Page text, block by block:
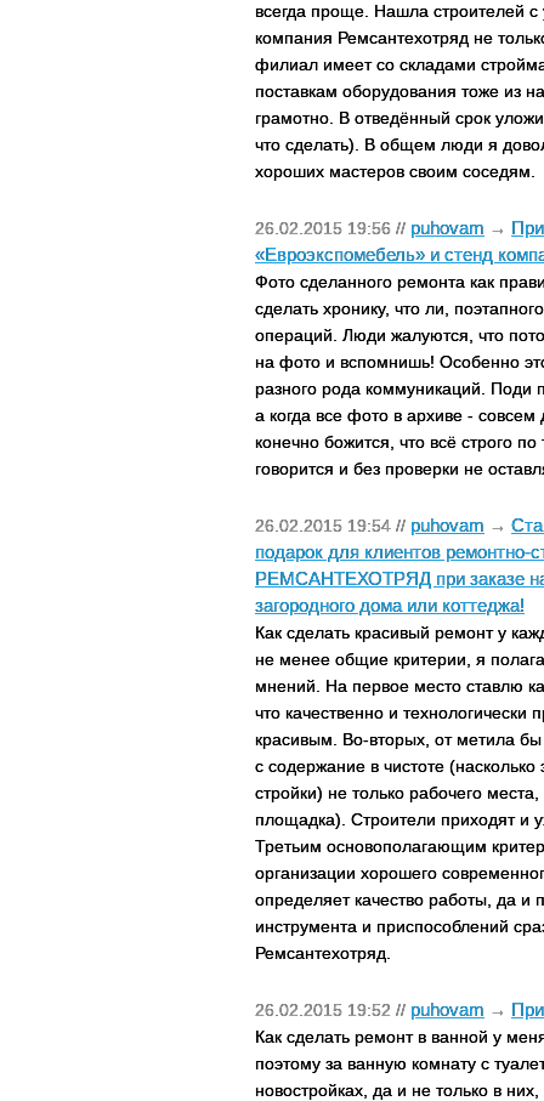
всегда проще. Нашла строителей с
компания Ремсантехотряд не
филиал имеет со складами
поставкам оборудования тоже из
грамотно. В отведённый срок
что сделать). В общем люди я
хороших мастеров своим соседям.
26.02.2015 19:56 // puhovam →
«Евроэкспомебель» и стенд
Фото сделанного ремонта как
сделать хронику, что ли,
операций. Люди жалуются, что
на фото и вспомнишь! Особенно
разного рода коммуникаций. Поди
а когда все фото в архиве -
конечно божится, что всё строго
говорится и без проверки не
26.02.2015 19:54 // puhovam →
подарок для клиентов ремонтно-
РЕМСАНТЕХОТРЯД при заказе на
загородного дома или коттеджа!
Как сделать красивый ремонт у
не менее общие критерии, я
мнений. На первое место ставлю
что качественно и
красивым. Во-вторых, от метила бы
с содержание в чистоте
стройки) не только рабочего
площадка). Строители приходят и
Третьим основополагающим
организации хорошего
определяет качество работы, да
инструмента и приспособлений
Ремсантехотряд.
26.02.2015 19:52 // puhovam →
Как сделать ремонт в ванной у
поэтому за ванную комнату с
новостройках, да и не только в